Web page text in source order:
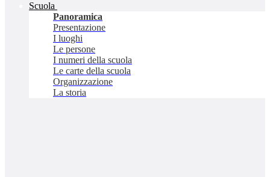
Scuola
Panoramica
Presentazione
I luoghi
Le persone
I numeri della scuola
Le carte della scuola
Organizzazione
La storia